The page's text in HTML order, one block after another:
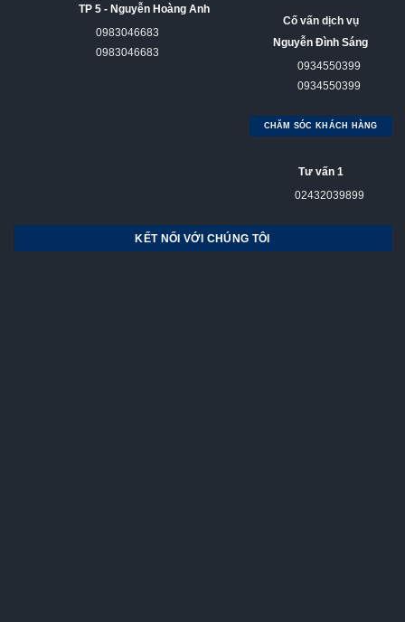
TP 5 - Nguyễn Hoàng Anh
0983046683
0983046683
Cố vấn dịch vụ
Nguyễn Đình Sáng
0934550399
0934550399
CHĂM SÓC KHÁCH HÀNG
Tư vấn 1
02432039899
KẾT NỐI VỚI CHÚNG TÔI